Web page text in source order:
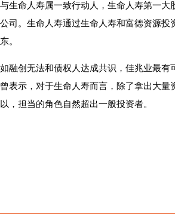
生命人寿属一致行动人，生命人寿第一
司。生命人寿通过生命人寿和富德资源
。
融创无法和债权人达成共识，佳兆业最
表示，对于生命人寿而言，除了拿出大
，担当的角色自然超出一般投资者。